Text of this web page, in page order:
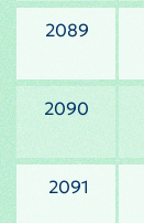
2089
2090
2091